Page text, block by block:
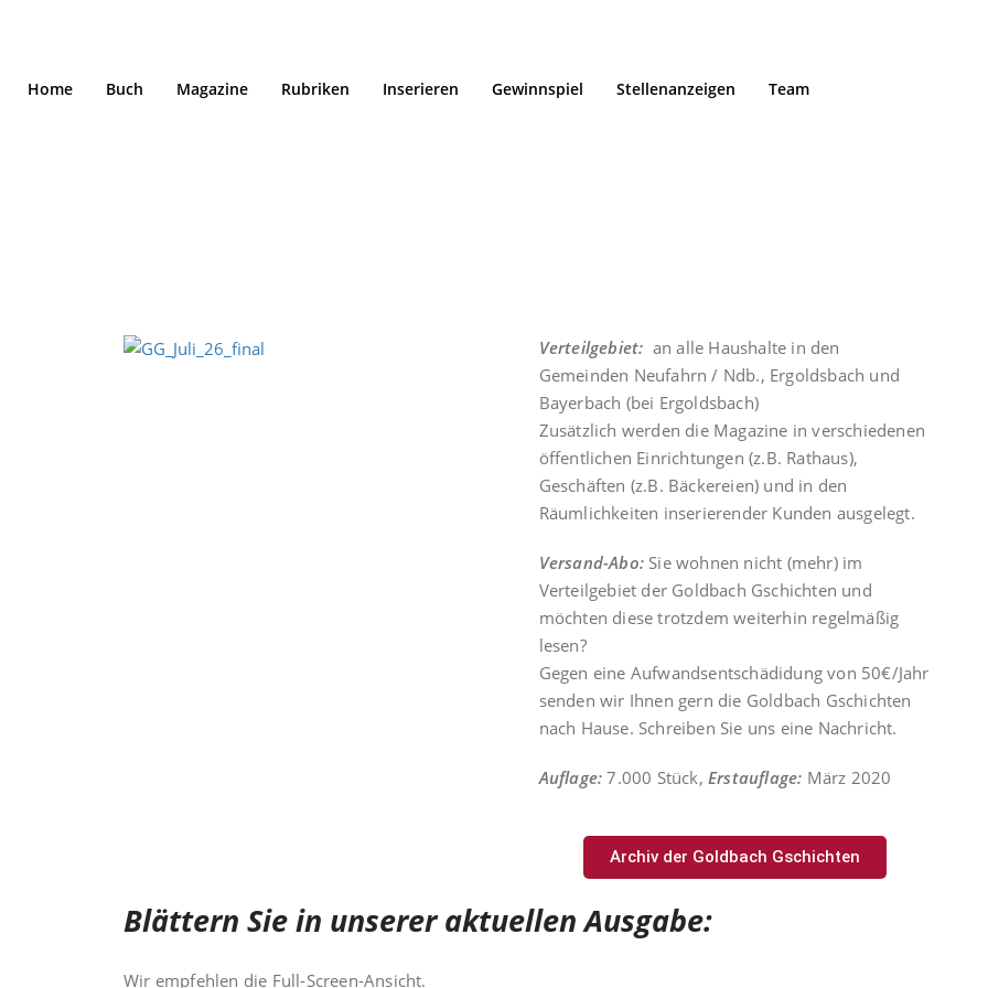
Home Buch Magazine Rubriken Inserieren Gewinnspiel Stellenanzeigen Team
Verteilgebiet: an alle Haushalte in den
Gemeinden Neufahrn / Ndb., Ergoldsbach und
Bayerbach (bei Ergoldsbach)
Zusätzlich werden die Magazine in verschiedenen
öffentlichen Einrichtungen (z.B. Rathaus),
Geschäften (z.B. Bäckereien) und in den
Räumlichkeiten inserierender Kunden ausgelegt.
Versand-Abo: Sie wohnen nicht (mehr) im
Verteilgebiet der Goldbach Gschichten und
möchten diese trotzdem weiterhin regelmäßig
lesen?
Gegen eine Aufwandsentschädidung von 50€/Jahr
senden wir Ihnen gern die Goldbach Gschichten
nach Hause. Schreiben Sie uns eine Nachricht.
Auflage:7.000 Stück,Erstauflage: März 2020
Archiv der Goldbach Gschichten
Blättern Sie in unserer aktuellen Ausgabe:
Wir empfehlen die Full-Screen-Ansicht.